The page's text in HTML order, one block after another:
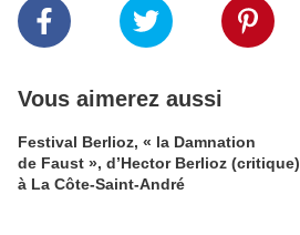
Vous aimerez aussi
Festival Berlioz, « la Damnation
de Faust », d’Hector Berlioz (critique)
à La Côte‑Saint‑André